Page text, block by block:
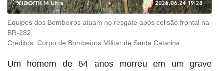
Equipes dos Bombeiros atuam no resgate após colisão frontal na
BR-282
Créditos: Corpo de Bombeiros Militar de Santa Catarina
Um homem de 64 anos morreu em um grave